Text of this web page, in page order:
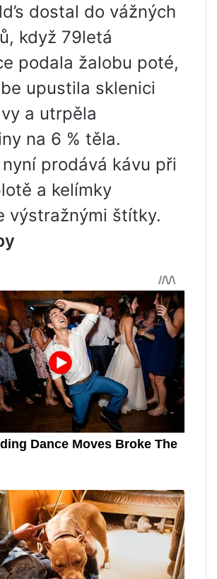
dostal do vážných
když 79letá
podala žalobu poté,
upustila sklenici
a utrpěla
na 6 % těla.
nyní prodává kávu při
a kelímky
výstražnými štítky.